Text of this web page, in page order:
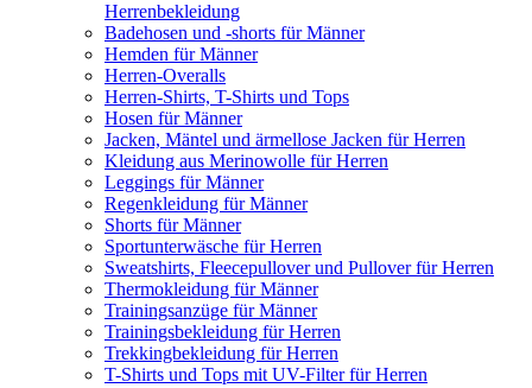
Herrenbekleidung
Badehosen und -shorts für Männer
Hemden für Männer
Herren-Overalls
Herren-Shirts, T-Shirts und Tops
Hosen für Männer
Jacken, Mäntel und ärmellose Jacken für Herren
Kleidung aus Merinowolle für Herren
Leggings für Männer
Regenkleidung für Männer
Shorts für Männer
Sportunterwäsche für Herren
Sweatshirts, Fleecepullover und Pullover für Herren
Thermokleidung für Männer
Trainingsanzüge für Männer
Trainingsbekleidung für Herren
Trekkingbekleidung für Herren
T-Shirts und Tops mit UV-Filter für Herren